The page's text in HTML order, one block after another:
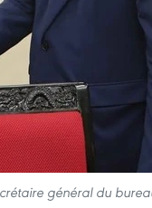
général du